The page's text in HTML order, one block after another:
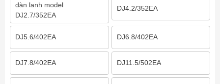
dàn lạnh model
DJ2.7/352EA
DJ4.2/352EA
DJ5.6/402EA DJ6.8/402EA
DJ7.8/402EA DJ11.5/502EA